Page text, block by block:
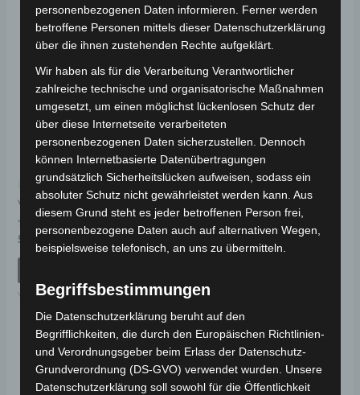
Kostenloser Versand
VISTA GASHEBEL
Bewertet
mit
0
59,00
VISTA
Kostenloser Versand
Bewertet
mit
VS2
personenbezogenen Daten informieren. Ferner werden
betroffene Personen mittels dieser Datenschutzerklärung
über die ihnen zustehenden Rechte aufgeklärt.
Wir haben als für die Verarbeitung Verantwortlicher
zahlreiche technische und organisatorische Maßnahmen
umgesetzt, um einen möglichst lückenlosen Schutz der
über diese Internetseite verarbeiteten
personenbezogenen Daten sicherzustellen. Dennoch
können Internetbasierte Datenübertragungen
grundsätzlich Sicherheitslücken aufweisen, sodass ein
absoluter Schutz nicht gewährleistet werden kann. Aus
diesem Grund steht es jeder betroffenen Person frei,
personenbezogene Daten auch auf alternativen Wegen,
beispielsweise telefonisch, an uns zu übermitteln.
Begriffsbestimmungen
Die Datenschutzerklärung beruht auf den
Begrifflichkeiten, die durch den Europäischen Richtlinien-
und Verordnungsgeber beim Erlass der Datenschutz-
Grundverordnung (DS-GVO) verwendet wurden. Unsere
Datenschutzerklärung soll sowohl für die Öffentlichkeit